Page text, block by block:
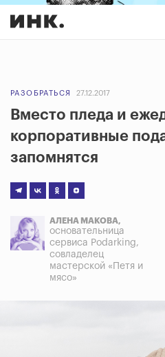
РАЗОБРАТЬСЯ 27.12.2017
Вместо пледа и
корпоративные
запомнятся
АЛЕНА МАКОВА,
основательница
сервиса Podarking,
совладелец
мастерской «Петя и
мясо»